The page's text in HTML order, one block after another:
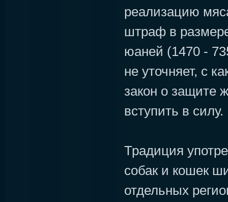
реализацию
штраф в
юаней (1470 -
не уточняет, с
закон о защите
вступить в силу.
Традиция
собак и кошек
отдельных